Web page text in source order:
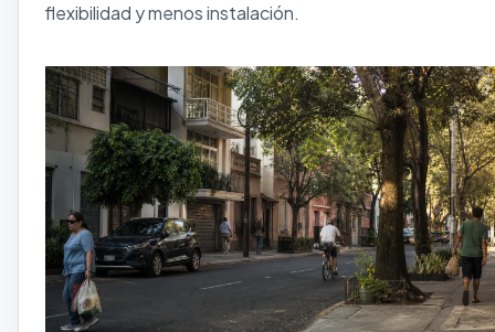
flexibilidad y menos instalación.